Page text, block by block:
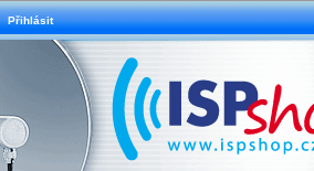
Přihlásit